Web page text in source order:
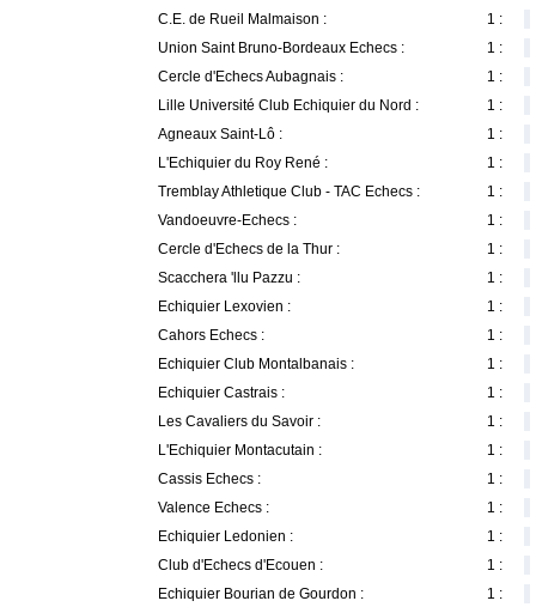
C.E. de Rueil Malmaison :
1 :
Union Saint Bruno-Bordeaux Echecs :
1 :
Cercle d'Echecs Aubagnais :
1 :
Lille Université Club Echiquier du Nord :
1 :
Agneaux Saint-Lô :
1 :
L'Echiquier du Roy René :
1 :
Tremblay Athletique Club - TAC Echecs :
1 :
Vandoeuvre-Echecs :
1 :
Cercle d'Echecs de la Thur :
1 :
Scacchera 'llu Pazzu :
1 :
Echiquier Lexovien :
1 :
Cahors Echecs :
1 :
Echiquier Club Montalbanais :
1 :
Echiquier Castrais :
1 :
Les Cavaliers du Savoir :
1 :
L'Echiquier Montacutain :
1 :
Cassis Echecs :
1 :
Valence Echecs :
1 :
Echiquier Ledonien :
1 :
Club d'Echecs d'Ecouen :
1 :
Echiquier Bourian de Gourdon :
1 :